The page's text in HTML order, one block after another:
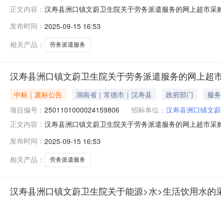
正文内容： 汉寿县洲口镇文蔚卫生院关于劳务派遣服务的网上超市
充说明:订单需求内容-错误八、其他事项：九、联系方式
话：传真：3、同级政府
发布时间： 2025-09-15 16:53
相关产品：
劳务派遣服务
汉寿县洲口镇文蔚卫生院关于劳务派遣服务的网上超
中标｜废标公告 湖南省｜常德市｜汉寿县 政府部门
服务
项目编号： 2501101000024159806 招标单位： 汉寿县洲口镇文
正文内容： 汉寿县洲口镇文蔚卫生院关于劳务派遣服务的网上超市
明:订单需求内容-错误八、其他事项：九、联系方式1、
传真：3、同级政府采购
发布时间： 2025-09-15 16:53
相关产品：
劳务派遣服务
汉寿县洲口镇文蔚卫生院关于能源>水>生活饮用水的